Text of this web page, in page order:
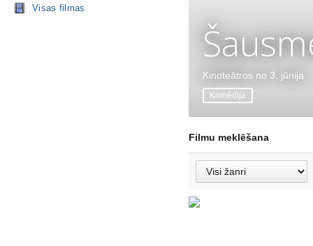
Visas filmas
Kinoteātros no 3. jūnija
Komēdija
Filmu meklēšana